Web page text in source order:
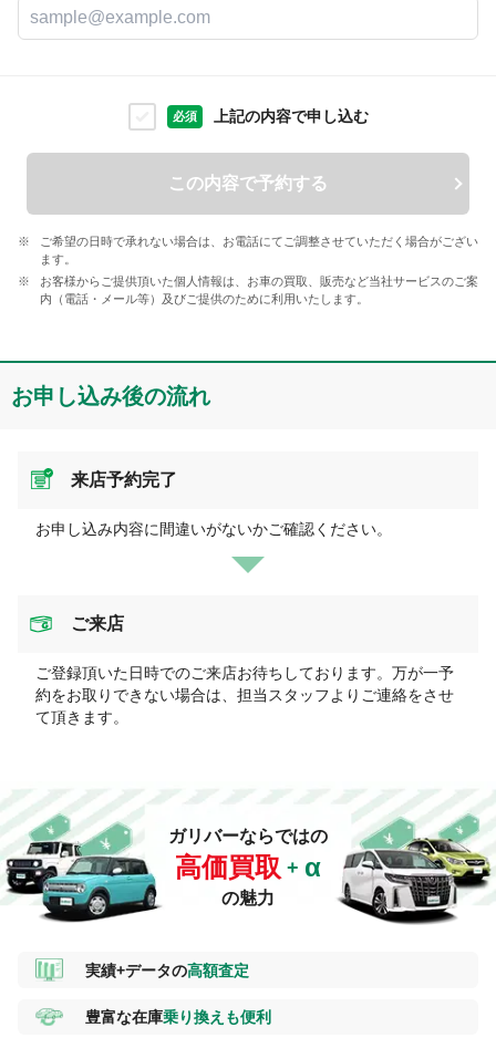
必須 上記の内容で申し込む
この内容で予約する
ご希望の日時で承れない場合は、お電話にてご調整させていただく場合がござい
ます。
お客様からご提供頂いた個人情報は、お車の買取、販売など当社サービスのご案
内（電話・メール等）及びご提供のために利用いたします。
お申し込み後の流れ
来店予約完了
お申し込み内容に間違いがないかご確認ください。
ご来店
ご登録頂いた日時でのご来店お待ちしております。万が一予
約をお取りできない場合は、担当スタッフよりご連絡をさせ
て頂きます。
ガリバーならではの
高価買取
の魅力
実績+データの高額査定
豊富な在庫乗り換えも便利